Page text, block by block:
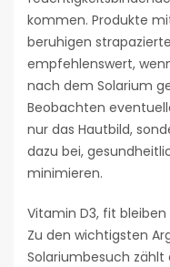
kommen. Produkte
beruhigen
empfehlenswert,
nach dem Solarium
Beobachten
nur das Hautbild,
dazu bei,
minimieren.
Vitamin D3, fit
Zu den wichtigsten
Solariumbesuch